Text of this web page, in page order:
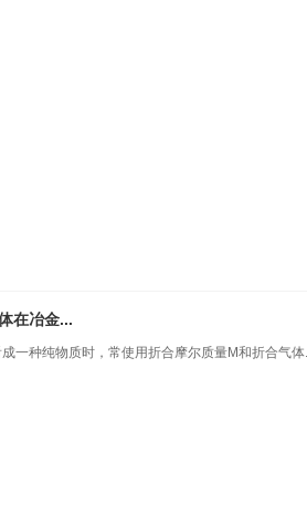
在冶金...
一种纯物质时，常使用折合摩尔质量Μ和折合气体